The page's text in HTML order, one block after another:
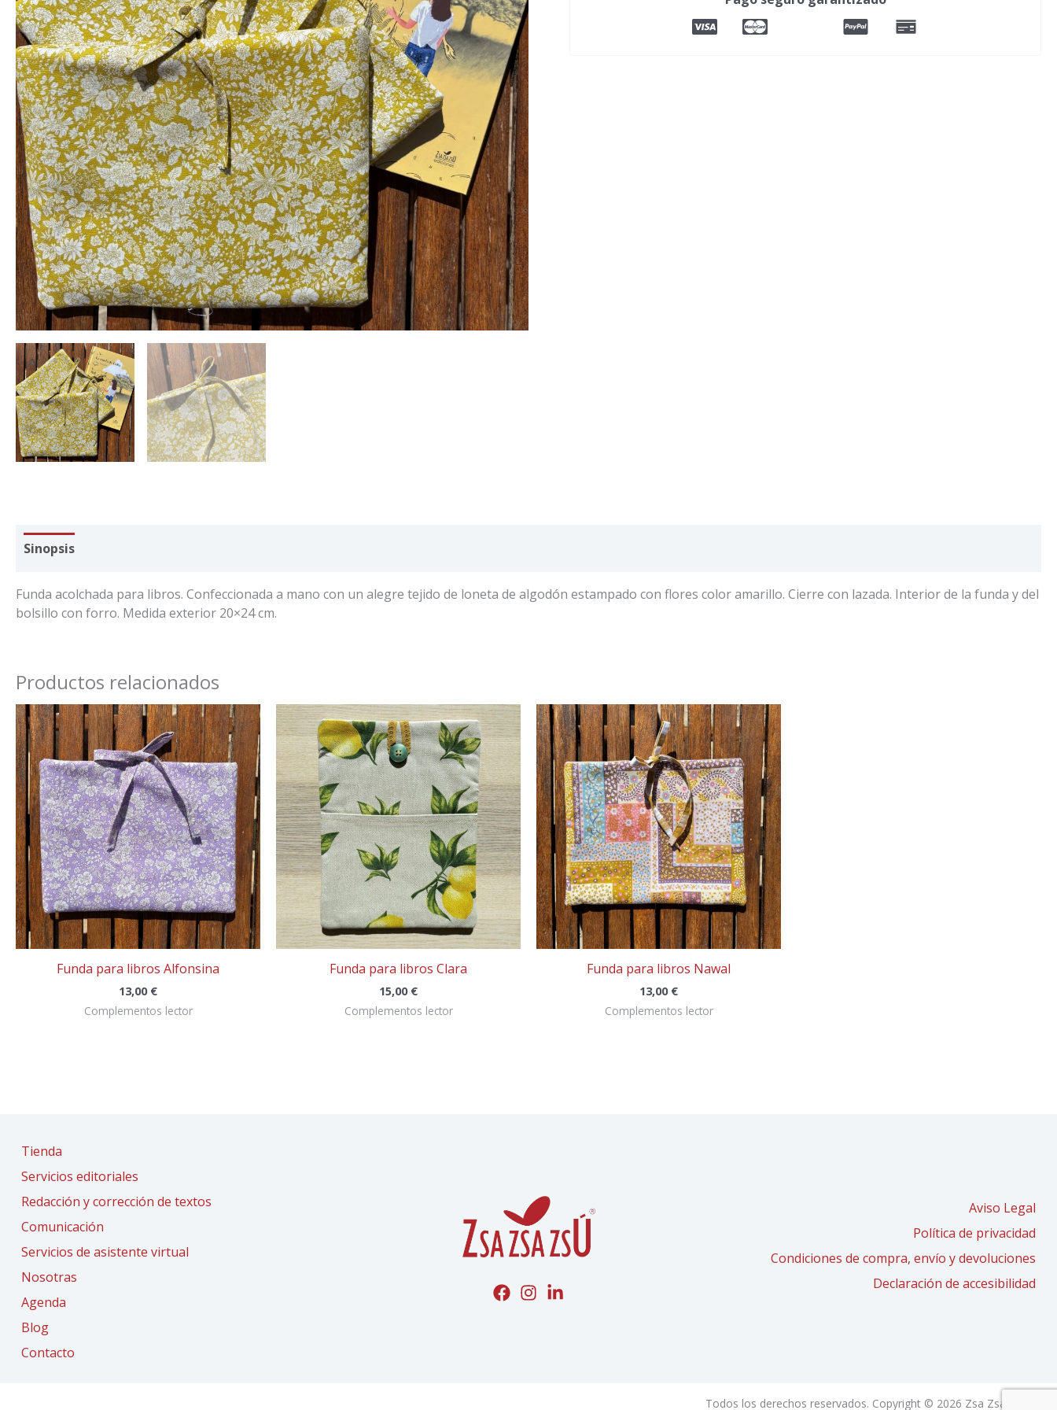
Sinopsis
Funda acolchada para libros. Confeccionada a mano con un alegre tejido de loneta de algodón estampado con flores color amarillo. Cierre con lazada. Interior de la funda y del
bolsillo con forro. Medida exterior 20×24 cm.
Productos relacionados
Funda para libros Alfonsina
13,00 €
Complementos lector
Funda para libros Clara
15,00 €
Complementos lector
Funda para libros Nawal
13,00 €
Complementos lector
Tienda
Servicios editoriales
Redacción y corrección de textos
Comunicación
Servicios de asistente virtual
Nosotras
Agenda
Blog
Contacto
Aviso Legal
Política de privacidad
Condiciones de compra, envío y devoluciones
Declaración de accesibilidad
Todos los derechos reservados. Copyright © 2026 Zsa Zsa Zsú